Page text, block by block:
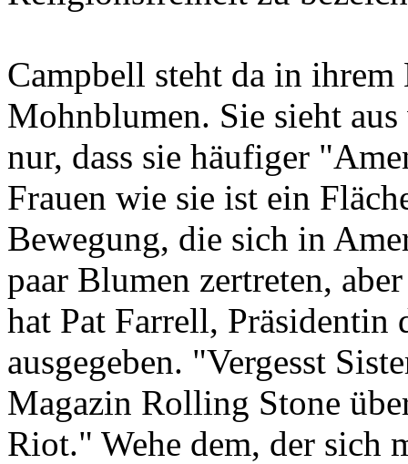
Campbell steht da in
Mohnblumen. Sie sieht
nur, dass sie häufiger
Frauen wie sie ist ein
Bewegung, die sich in
paar Blumen zertreten,
hat Pat Farrell, Präsidentin
ausgegeben. "Vergesst
Magazin Rolling Stone
Riot." Wehe dem, der sich